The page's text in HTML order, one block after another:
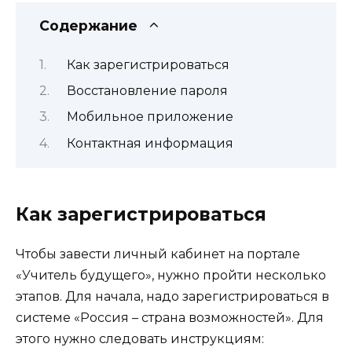
Содержание
Как зарегистрироваться
Восстановление пароля
Мобильное приложение
Контактная информация
Как зарегистрироваться
Чтобы завести личный кабинет на портале
«Учитель будущего», нужно пройти несколько
этапов. Для начала, надо зарегистрироваться в
системе «Россия – страна возможностей». Для
этого нужно следовать инструкциям: